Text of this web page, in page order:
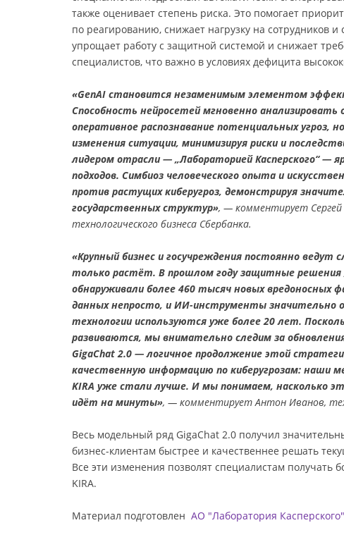
также оценивает степень риска. Это помогает
по реагированию, снижает нагрузку на сотрудников
упрощает работу с защитной системой и снижает
специалистов, что важно в условиях дефицита
«GenAI становится незаменимым элементом
Способность нейросетей мгновенно
оперативное распознавание потенциальных угроз,
изменения ситуации, минимизируя риски и
лидером отрасли — „Лабораторией Касперского“ —
подходов. Cимбиоз человеческого опыта и
против растущих киберугроз, демонстрируя
государственных структур», — комментирует
технологического бизнеса Сбербанка.
«Крупный бизнес и госучреждения постоянно ведут
только растёт. В прошлом году защитные решения
обнаруживали более 460 тысяч новых
данных непросто, и ИИ-инструменты значительно
технологии используются уже более 20 лет.
развиваются, мы внимательно следим за
GigaChat 2.0 — логичное продолжение этой
качественную информацию по киберугрозам: наши
KIRA уже стали лучше. И мы понимаем, насколько
идёт на минуты», — комментирует Антон Иванов,
Весь модельный ряд GigaChat 2.0 получил
бизнес-клиентам быстрее и качественнее решать
Все эти изменения позволят специалистам
KIRA.
Материал подготовлен АО "Лаборатория Касперского"